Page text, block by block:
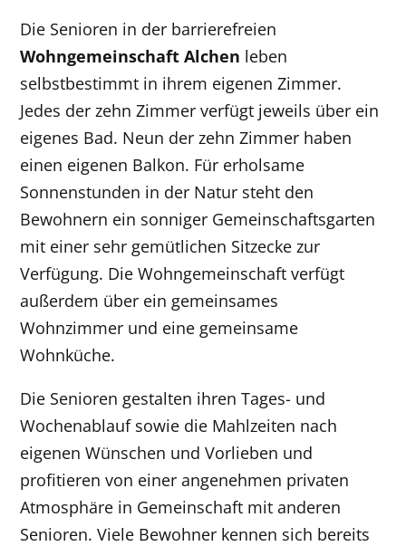
Die Senioren in der barrierefreien
Wohngemeinschaft Alchen leben
selbstbestimmt in ihrem eigenen Zimmer.
Jedes der zehn Zimmer verfügt jeweils über ein
eigenes Bad. Neun der zehn Zimmer haben
einen eigenen Balkon. Für erholsame
Sonnenstunden in der Natur steht den
Bewohnern ein sonniger Gemeinschaftsgarten
mit einer sehr gemütlichen Sitzecke zur
Verfügung. Die Wohngemeinschaft verfügt
außerdem über ein gemeinsames
Wohnzimmer und eine gemeinsame
Wohnküche.
Die Senioren gestalten ihren Tages- und
Wochenablauf sowie die Mahlzeiten nach
eigenen Wünschen und Vorlieben und
profitieren von einer angenehmen privaten
Atmosphäre in Gemeinschaft mit anderen
Senioren. Viele Bewohner kennen sich bereits